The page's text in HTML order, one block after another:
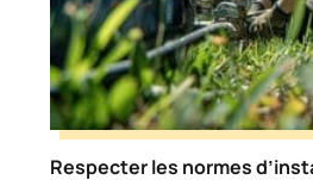
Respecter les normes